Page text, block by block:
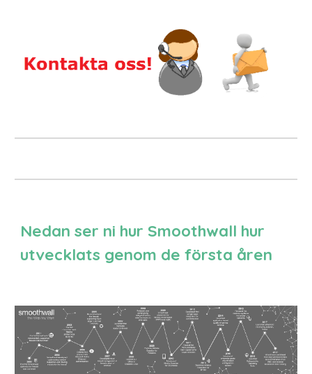
Nedan ser ni hur Smoothwall hur
utvecklats genom de första åren